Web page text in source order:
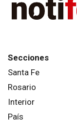
Secciones
Santa Fe
Rosario
Interior
País